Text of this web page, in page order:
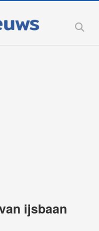
ijsbaan